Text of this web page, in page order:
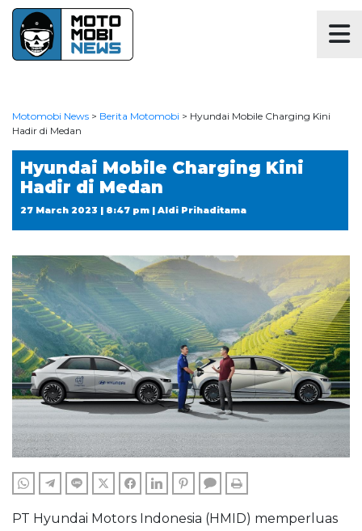
Motomobi News > Berita Motomobi > Hyundai Mobile Charging Kini
Hadir di Medan
Hyundai Mobile Charging Kini
Hadir di Medan
27 March 2023 | 8:47 pm | Aldi Prihaditama
WHATSAPPTELEGRAM
LINE TWITTERFACEBOOKLINKEDINPINTERESTCOMMENTS
PT Hyundai Motors Indonesia (HMID) memperluas